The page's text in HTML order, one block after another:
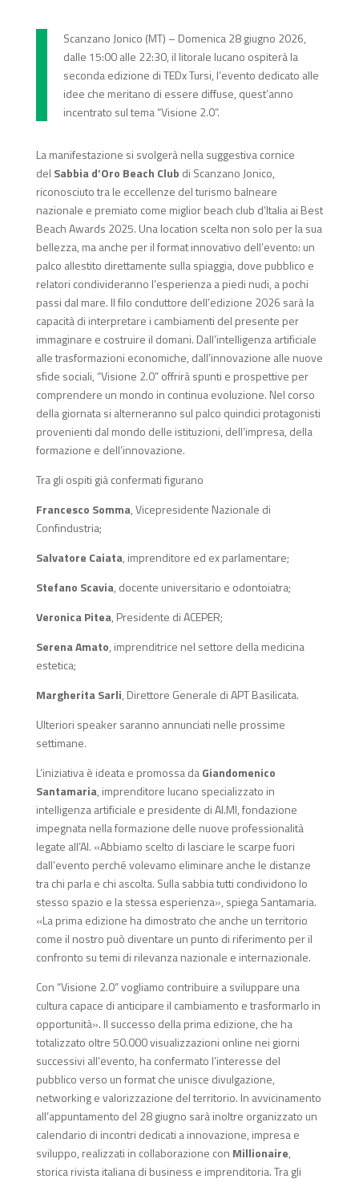
Scanzano Jonico (MT) – Domenica 28 giugno 2026,
dalle 15:00 alle 22:30, il litorale lucano ospiterà la
seconda edizione di TEDx Tursi, l’evento dedicato alle
idee che meritano di essere diffuse, quest’anno
incentrato sul tema “Visione 2.0”.
La manifestazione si svolgerà nella suggestiva cornice
del Sabbia d’Oro Beach Club di Scanzano Jonico,
riconosciuto tra le eccellenze del turismo balneare
nazionale e premiato come miglior beach club d’Italia ai Best
Beach Awards 2025. Una location scelta non solo per la sua
bellezza, ma anche per il format innovativo dell’evento: un
palco allestito direttamente sulla spiaggia, dove pubblico e
relatori condivideranno l’esperienza a piedi nudi, a pochi
passi dal mare. Il filo conduttore dell’edizione 2026 sarà la
capacità di interpretare i cambiamenti del presente per
immaginare e costruire il domani. Dall’intelligenza artificiale
alle trasformazioni economiche, dall’innovazione alle nuove
sfide sociali, “Visione 2.0” offrirà spunti e prospettive per
comprendere un mondo in continua evoluzione. Nel corso
della giornata si alterneranno sul palco quindici protagonisti
provenienti dal mondo delle istituzioni, dell’impresa, della
formazione e dell’innovazione.
Tra gli ospiti già confermati figurano
Francesco Somma, Vicepresidente Nazionale di
Confindustria;
Salvatore Caiata, imprenditore ed ex parlamentare;
Stefano Scavia, docente universitario e odontoiatra;
Veronica Pitea, Presidente di ACEPER;
Serena Amato, imprenditrice nel settore della medicina
estetica;
Margherita Sarli, Direttore Generale di APT Basilicata.
Ulteriori speaker saranno annunciati nelle prossime
settimane.
L’iniziativa è ideata e promossa daGiandomenico
Santamaria, imprenditore lucano specializzato in
intelligenza artificiale e presidente di AI.MI, fondazione
impegnata nella formazione delle nuove professionalità
legate all’AI. «Abbiamo scelto di lasciare le scarpe fuori
dall’evento perché volevamo eliminare anche le distanze
tra chi parla e chi ascolta. Sulla sabbia tutti condividono lo
stesso spazio e la stessa esperienza», spiega Santamaria.
«La prima edizione ha dimostrato che anche un territorio
come il nostro può diventare un punto di riferimento per il
confronto su temi di rilevanza nazionale e internazionale.
Con “Visione 2.0” vogliamo contribuire a sviluppare una
cultura capace di anticipare il cambiamento e trasformarlo in
opportunità». Il successo della prima edizione, che ha
totalizzato oltre 50.000 visualizzazioni online nei giorni
successivi all’evento, ha confermato l’interesse del
pubblico verso un format che unisce divulgazione,
networking e valorizzazione del territorio. In avvicinamento
all’appuntamento del 28 giugno sarà inoltre organizzato un
calendario di incontri dedicati a innovazione, impresa e
sviluppo, realizzati in collaborazione con Millionaire,
storica rivista italiana di business e imprenditoria. Tra gli